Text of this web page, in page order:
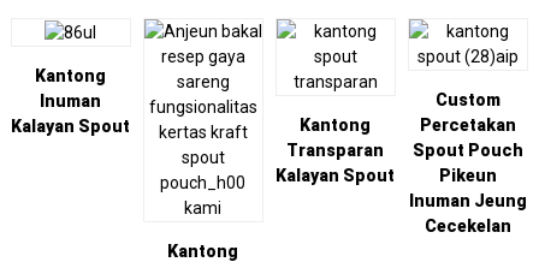
Kantong
Inuman
Kalayan Spout
Kantong
Kantong
Transparan
Kalayan Spout
Custom
Percetakan
Spout Pouch
Pikeun
Inuman Jeung
Cecekelan